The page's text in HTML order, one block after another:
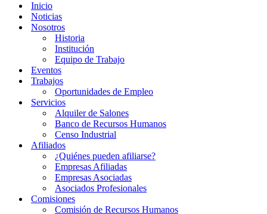
Inicio
Noticias
Nosotros
Historia
Institución
Equipo de Trabajo
Eventos
Trabajos
Oportunidades de Empleo
Servicios
Alquiler de Salones
Banco de Recursos Humanos
Censo Industrial
Afiliados
¿Quiénes pueden afiliarse?
Empresas Afiliadas
Empresas Asociadas
Asociados Profesionales
Comisiones
Comisión de Recursos Humanos